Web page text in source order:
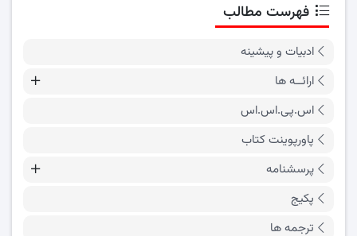
فهرست مطالب
ادبیات و پیشینه
ارائــه ها
اس.پی.اس.اس
پاورپوینت کتاب
پرسشنامه
پکیج
ترجمه ها